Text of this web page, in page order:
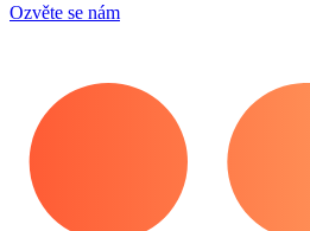
Ozvěte se nám